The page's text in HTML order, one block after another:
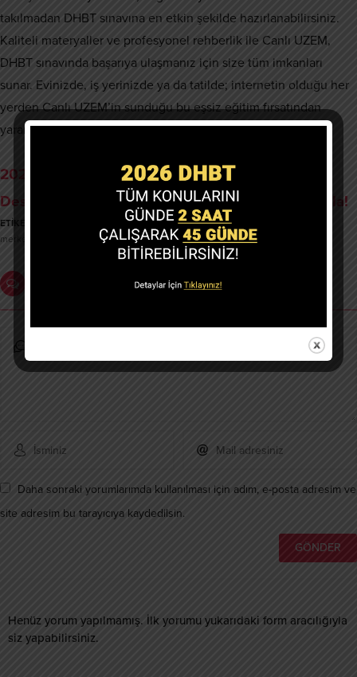
takılmadan DHBT sınavına en etkin şekilde hazırlanabilirsiniz.
Kaliteli materyaller ve profesyonel rehberlik ile Canlı UZEM,
DHBT sınavında başarıya ulaşmanız için size tüm imkanları
sunar. Evinizde, iş yerinizde ya da tatilde; internetin olduğu her
yerden Canlı UZEM’in sunduğu bu eşsiz eğitim fırsatından
yararlanabilirsiniz.
2026 DHBT Sınavında Yüksek Puan Yapay Zeka
Destekli Eğitim Paketimiz Mümkün! Nasıl Mı? Tıkla!
ETİKETLER: dhbt kursu elbeyli,dhbt kursu kilis
merkez
dhbt kursu musabeyli,dhbt kursu polateli
Daha sonraki yorumlarımda kullanılması için adım, e-posta adresim ve
site adresim bu tarayıcıya kaydedilsin.
Henüz yorum yapılmamış. İlk yorumu yukarıdaki form aracılığıyla
siz yapabilirsiniz.